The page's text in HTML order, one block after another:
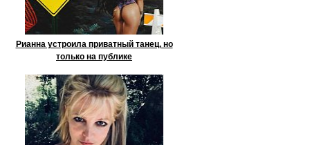
Рианна устроила приватный танец, но
только на публике